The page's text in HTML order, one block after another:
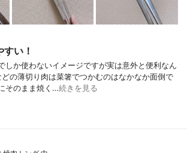
い！
しか使わないイメージですが実は意外と便利なん
の薄切り肉は菜箸でつかむのはなかなか面倒で
そのまま焼く…続きを見る